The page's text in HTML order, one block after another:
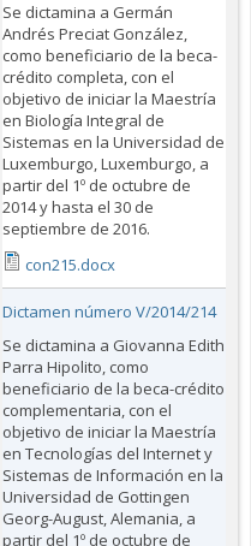
Se dictamina a Germán
Andrés Preciat González,
como beneficiario de la beca-
crédito completa, con el
objetivo de iniciar la Maestría
en Biología Integral de
Sistemas en la Universidad de
Luxemburgo, Luxemburgo, a
partir del 1º de octubre de
2014 y hasta el 30 de
septiembre de 2016.
con215.docx
Dictamen número V/2014/214
Se dictamina a Giovanna Edith
Parra Hipolito, como
beneficiario de la beca-crédito
complementaria, con el
objetivo de iniciar la Maestría
en Tecnologías del Internet y
Sistemas de Información en la
Universidad de Gottingen
Georg-August, Alemania, a
partir del 1º de octubre de